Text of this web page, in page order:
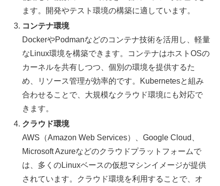
ます。開発やテスト環境の構築に適しています。
コンテナ環境
DockerやPodmanなどのコンテナ技術を活用し、軽量
なLinux環境を構築できます。コンテナはホストOSの
カーネルを共有しつつ、個別の環境を提供するた
め、リソース管理が効率的です。Kubernetesと組み
合わせることで、大規模なクラウド環境にも対応で
きます。
クラウド環境
AWS（Amazon Web Services）、Google Cloud、
Microsoft Azureなどのクラウドプラットフォームで
は、多くのLinuxベースの仮想マシンイメージが提供
されています。クラウド環境を利用することで、オ